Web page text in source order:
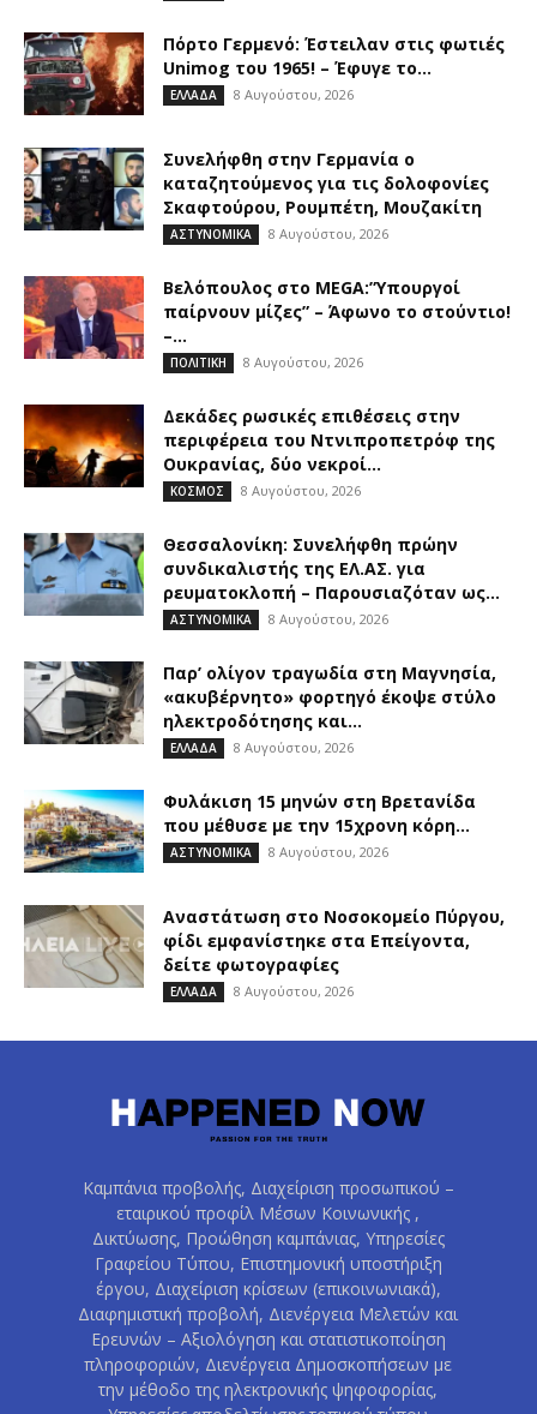
Πόρτο Γερμενό: Έστειλαν στις φωτιές
Unimog του 1965! – Έφυγε το...
ΕΛΛΑΔΑ 8 Αυγούστου, 2026
Συνελήφθη στην Γερμανία ο
καταζητούμενος για τις δολοφονίες
Σκαφτούρου, Ρουμπέτη, Μουζακίτη
ΑΣΤΥΝΟΜΙΚΑ 8 Αυγούστου, 2026
Βελόπουλος στο MEGA:”Υπουργοί
παίρνουν μίζες” – Άφωνο το στούντιο!
–...
ΠΟΛΙΤΙΚΗ 8 Αυγούστου, 2026
Δεκάδες ρωσικές επιθέσεις στην
περιφέρεια του Ντνιπροπετρόφ της
Ουκρανίας, δύο νεκροί...
ΚΟΣΜΟΣ 8 Αυγούστου, 2026
Θεσσαλονίκη: Συνελήφθη πρώην
συνδικαλιστής της ΕΛ.ΑΣ. για
ρευματοκλοπή – Παρουσιαζόταν ως...
ΑΣΤΥΝΟΜΙΚΑ 8 Αυγούστου, 2026
Παρ’ ολίγον τραγωδία στη Μαγνησία,
«ακυβέρνητο» φορτηγό έκοψε στύλο
ηλεκτροδότησης και...
ΕΛΛΑΔΑ 8 Αυγούστου, 2026
Φυλάκιση 15 μηνών στη Βρετανίδα
που μέθυσε με την 15χρονη κόρη...
ΑΣΤΥΝΟΜΙΚΑ 8 Αυγούστου, 2026
Αναστάτωση στο Νοσοκομείο Πύργου,
φίδι εμφανίστηκε στα Επείγοντα,
δείτε φωτογραφίες
ΕΛΛΑΔΑ 8 Αυγούστου, 2026
Καμπάνια προβολής, Διαχείριση προσωπικού –
εταιρικού προφίλ Μέσων Κοινωνικής ,
Δικτύωσης, Προώθηση καμπάνιας, Υπηρεσίες
Γραφείου Τύπου, Επιστημονική υποστήριξη
έργου, Διαχείριση κρίσεων (επικοινωνιακά),
Διαφημιστική προβολή, Διενέργεια Μελετών και
Ερευνών – Αξιολόγηση και στατιστικοποίηση
πληροφοριών, Διενέργεια Δημοσκοπήσεων με
την μέθοδο της ηλεκτρονικής ψηφοφορίας,